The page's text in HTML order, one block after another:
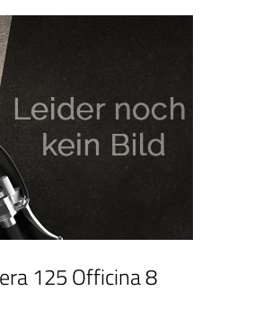
125 Officina 8